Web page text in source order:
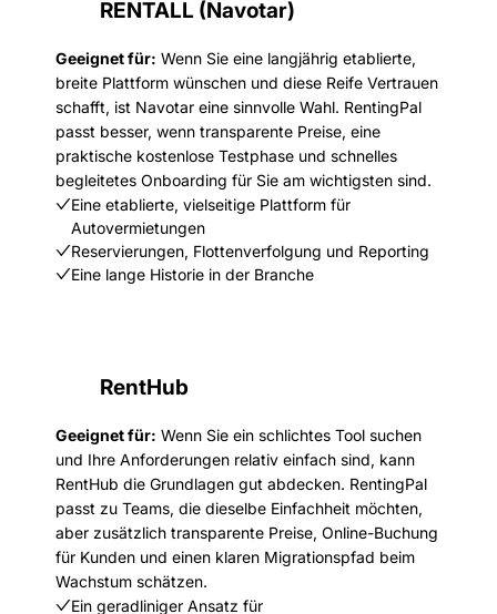
RENTALL (Navotar)
Geeignet für: Wenn Sie eine langjährig etablierte,
breite Plattform wünschen und diese Reife Vertrauen
schafft, ist Navotar eine sinnvolle Wahl. RentingPal
passt besser, wenn transparente Preise, eine
praktische kostenlose Testphase und schnelles
begleitetes Onboarding für Sie am wichtigsten sind.
Eine etablierte, vielseitige Plattform für
Autovermietungen
Reservierungen, Flottenverfolgung und Reporting
Eine lange Historie in der Branche
RentHub
Geeignet für: Wenn Sie ein schlichtes Tool suchen
und Ihre Anforderungen relativ einfach sind, kann
RentHub die Grundlagen gut abdecken. RentingPal
passt zu Teams, die dieselbe Einfachheit möchten,
aber zusätzlich transparente Preise, Online-Buchung
für Kunden und einen klaren Migrationspfad beim
Wachstum schätzen.
Ein geradliniger Ansatz für